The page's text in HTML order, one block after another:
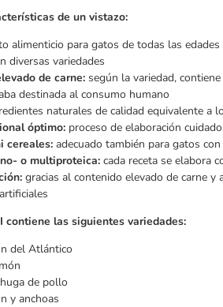
de un vistazo:
alimenticio para gatos de todas las edades
diversas variedades
de carne: según la variedad,
destinada al consumo humano
naturales de calidad equivalente a
óptimo: proceso de elaboración
cereales: adecuado también para gatos
o multiproteica: cada receta se elabora
gracias al contenido elevado de carne
contiene las siguientes variedades:
del Atlántico
de pollo
y anchoas